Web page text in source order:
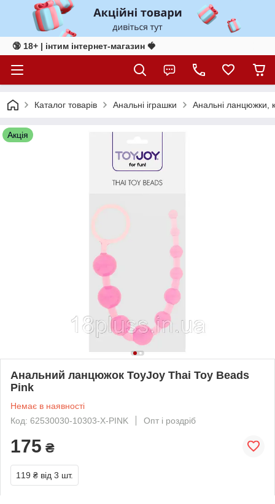
🔞 18+ | інтим інтернет-магазин 🍓
Каталог товарів Анальні іграшки Анальні ланцюжки,
Акція
Анальний ланцюжок ToyJoy Thai Toy Beads
Pink
Немає в наявності
Код: 62530030-10303-X-PINK
Опт і роздріб
175 ₴
119 ₴ від 3 шт.